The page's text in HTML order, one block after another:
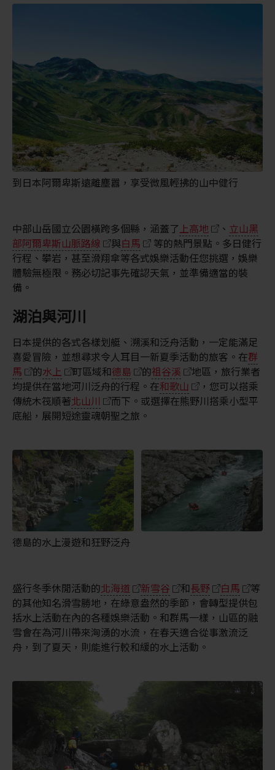
到日本阿爾卑斯遠離塵囂，享受微風輕拂的山中健行
中部山岳國立公園橫跨多個縣，涵蓋了上高地 、 立山黑
部阿爾卑斯山脈路線
與白馬
等的熱門景點。多日健行
行程、攀岩，甚至滑翔傘等各式娛樂活動任您挑選，娛樂
體驗無極限。務必切記事先確認天氣，並準備適當的裝
備。
湖泊與河川
日本提供的各式各樣划艇、溯溪和泛舟活動，一定能滿足
喜愛冒險，並想尋求令人耳目一新夏季活動的旅客。在群
馬
的水上 町區域和德島 的祖谷溪
地區，旅行業者
均提供在當地河川泛舟的行程。在和歌山
，您可以搭乘
傳統木筏順著北山川
而下。或選擇在熊野川搭乘小型平
底船，展開短途靈魂朝聖之旅。
德島的水上漫遊和狂野泛舟
盛行冬季休閒活動的北海道 新雪谷 和長野 白馬
等
的其他知名滑雪勝地，在綠意盎然的季節，會轉型提供包
括水上活動在內的各種娛樂活動。和群馬一樣，山區的融
雪會在為河川帶來洶湧的水流，在春天適合從事激流泛
舟，到了夏天，則能進行較和緩的水上活動。